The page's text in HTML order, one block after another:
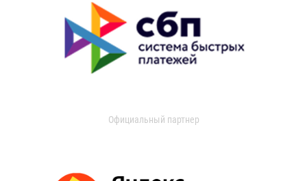
Официальный партнер